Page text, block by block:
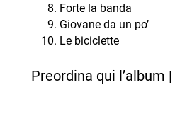
Forte la banda
Giovane da un po’
Le biciclette
Preordina qui l’album |